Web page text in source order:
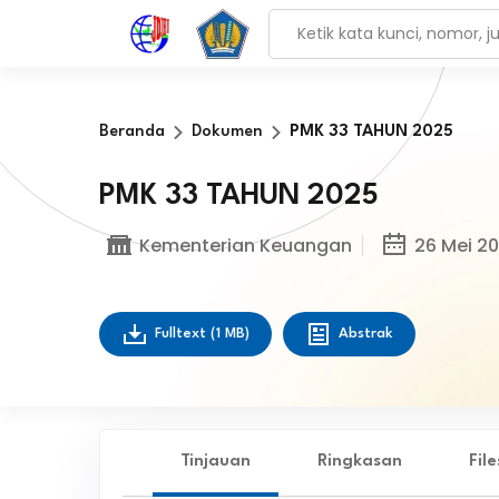
Beranda Dokumen PMK 33 TAHUN 2025
PMK 33 TAHUN 2025
Kementerian Keuangan 26 Mei
Fulltext (1 MB) Abstrak
Tinjauan Ringkasan